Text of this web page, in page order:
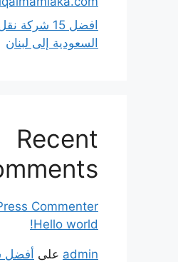
افضل 15
السعودية إلى لبنان
Recent
Commenter
Hello world!
admin على